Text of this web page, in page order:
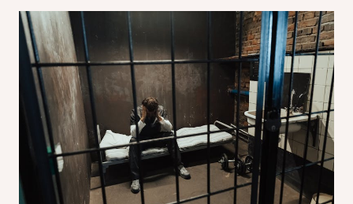
LE
CYCLE
DE
LA
SOUFFRANCE
INVISIBLE